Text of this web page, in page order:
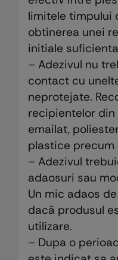
limitele timpului
obtinerea unei
initiale
– Adezivul nu
contact cu
neprotejate.
recipientelor din
emailat,
plastice precum
– Adezivul
adaosuri sau
Un mic adaos
dacă produsul
utilizare.
– Dupa o